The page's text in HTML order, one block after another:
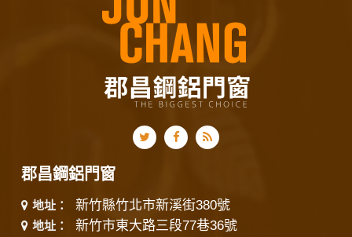
郡昌鋼鋁門窗
地址： 新竹縣竹北市新溪街380號
地址： 新竹市東大路三段77巷36號